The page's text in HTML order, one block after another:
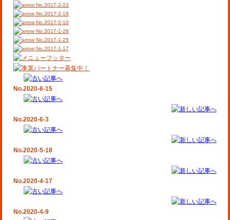
No.2017-2-22
No.2017-2-18
No.2017-2-10
No.2017-1-28
No.2017-1-25
No.2017-1-17
No.2020-6-15
No.2020-6-3
No.2020-5-18
No.2020-4-17
No.2020-4-9